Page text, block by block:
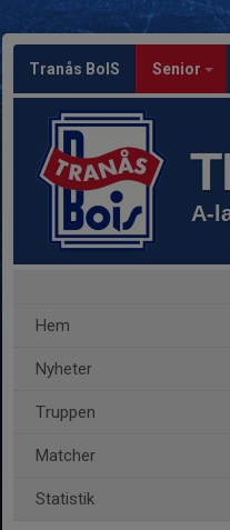
Tranås BoIS Senior
A-
Hem
Nyheter
Truppen
Matcher
Statistik